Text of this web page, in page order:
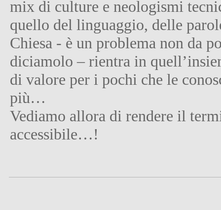
mix di culture e neologismi
quello del linguaggio, delle
Chiesa - è un problema non da
diciamolo – rientra in
di valore per i pochi che le
più…
Vediamo allora di rendere il
accessibile…!